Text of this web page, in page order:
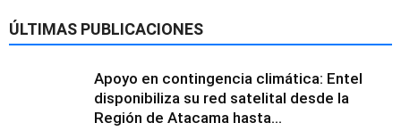
ÚLTIMAS PUBLICACIONES
Apoyo en contingencia climática: Entel
disponibiliza su red satelital desde la
Región de Atacama hasta...